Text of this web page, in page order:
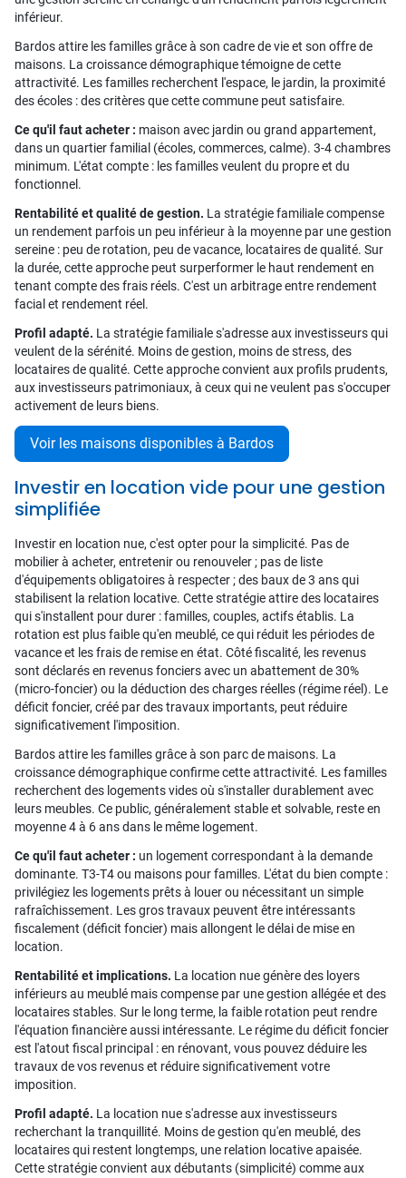
inférieur.
Bardos attire les familles grâce à son cadre de vie et son offre de
maisons. La croissance démographique témoigne de cette
attractivité. Les familles recherchent l'espace, le jardin, la proximité
des écoles : des critères que cette commune peut satisfaire.
Ce qu'il faut acheter : maison avec jardin ou grand appartement,
dans un quartier familial (écoles, commerces, calme). 3-4 chambres
minimum. L'état compte : les familles veulent du propre et du
fonctionnel.
Rentabilité et qualité de gestion. La stratégie familiale compense
un rendement parfois un peu inférieur à la moyenne par une gestion
sereine : peu de rotation, peu de vacance, locataires de qualité. Sur
la durée, cette approche peut surperformer le haut rendement en
tenant compte des frais réels. C'est un arbitrage entre rendement
facial et rendement réel.
Profil adapté. La stratégie familiale s'adresse aux investisseurs qui
veulent de la sérénité. Moins de gestion, moins de stress, des
locataires de qualité. Cette approche convient aux profils prudents,
aux investisseurs patrimoniaux, à ceux qui ne veulent pas s'occuper
activement de leurs biens.
Voir les maisons disponibles à Bardos
Investir en location vide pour une gestion
simplifiée
Investir en location nue, c'est opter pour la simplicité. Pas de
mobilier à acheter, entretenir ou renouveler ; pas de liste
d'équipements obligatoires à respecter ; des baux de 3 ans qui
stabilisent la relation locative. Cette stratégie attire des locataires
qui s'installent pour durer : familles, couples, actifs établis. La
rotation est plus faible qu'en meublé, ce qui réduit les périodes de
vacance et les frais de remise en état. Côté fiscalité, les revenus
sont déclarés en revenus fonciers avec un abattement de 30%
(micro-foncier) ou la déduction des charges réelles (régime réel). Le
déficit foncier, créé par des travaux importants, peut réduire
significativement l'imposition.
Bardos attire les familles grâce à son parc de maisons. La
croissance démographique confirme cette attractivité. Les familles
recherchent des logements vides où s'installer durablement avec
leurs meubles. Ce public, généralement stable et solvable, reste en
moyenne 4 à 6 ans dans le même logement.
Ce qu'il faut acheter : un logement correspondant à la demande
dominante. T3-T4 ou maisons pour familles. L'état du bien compte :
privilégiez les logements prêts à louer ou nécessitant un simple
rafraîchissement. Les gros travaux peuvent être intéressants
fiscalement (déficit foncier) mais allongent le délai de mise en
location.
Rentabilité et implications. La location nue génère des loyers
inférieurs au meublé mais compense par une gestion allégée et des
locataires stables. Sur le long terme, la faible rotation peut rendre
l'équation financière aussi intéressante. Le régime du déficit foncier
est l'atout fiscal principal : en rénovant, vous pouvez déduire les
travaux de vos revenus et réduire significativement votre
imposition.
Profil adapté. La location nue s'adresse aux investisseurs
recherchant la tranquillité. Moins de gestion qu'en meublé, des
locataires qui restent longtemps, une relation locative apaisée.
Cette stratégie convient aux débutants (simplicité) comme aux